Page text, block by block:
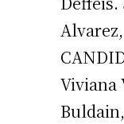
Viviana